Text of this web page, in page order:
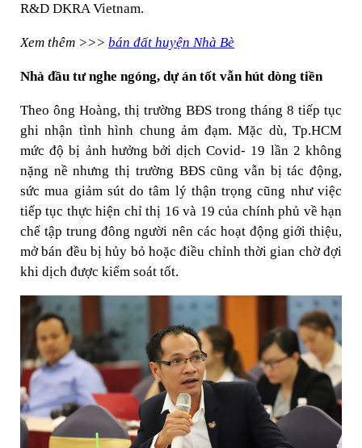
R&D DKRA Vietnam.
Xem thêm >>> bán đất huyện Nhà Bè
Nhà đầu tư nghe ngóng, dự án tốt vẫn hút dòng tiền
Theo ông Hoàng, thị trường BĐS trong tháng 8 tiếp tục
ghi nhận tình hình chung ảm đạm. Mặc dù, Tp.HCM
mức độ bị ảnh hưởng bởi dịch Covid- 19 lần 2 không
nặng nề nhưng thị trường BĐS cũng vẫn bị tác động,
sức mua giảm sút do tâm lý thận trọng cũng như việc
tiếp tục thực hiện chỉ thị 16 và 19 của chính phủ về hạn
chế tập trung đông người nên các hoạt động giới thiệu,
mở bán đều bị hủy bỏ hoặc điều chỉnh thời gian chờ đợi
khi dịch được kiểm soát tốt.